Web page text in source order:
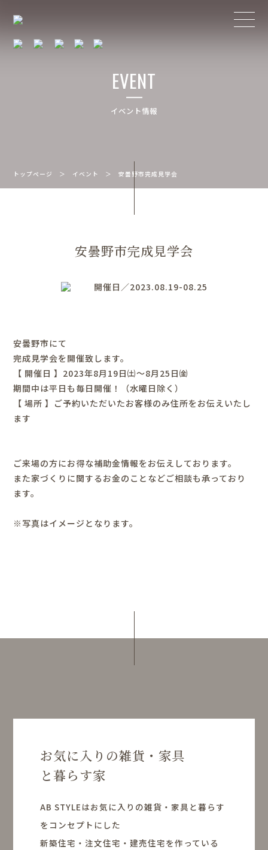
EVENT
イベント情報
トップページ ＞ イベント ＞安曇野市完成見学会
安曇野市完成見学会
開催日／2023.08.19-08.25
安曇野市にて
完成見学会を開催致します。
【 開催日 】2023年8月19日㈯～8月25日㈮
期間中は平日も毎日開催！（水曜日除く）
【 場所 】 ご予約いただいたお客様のみ住所をお伝えいたし
ます
ご来場の方にお得な補助金情報をお伝えしております。
また家づくりに関するお金のことなどご相談も承っており
ます。
※写真はイメージとなります。
お気に入りの雑貨・家具
と暮らす家
AB STYLEはお気に入りの雑貨・家具と暮らす
をコンセプトにした
新築住宅・注文住宅・建売住宅を作っている